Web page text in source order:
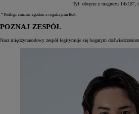
Tył: obręcze z magnezu 14x18",
* Podlega zmianie zgodnie z regulacjami BoP.
POZNAJ ZESPÓŁ
Nasz międzynarodowy zespół legitymuje się bogatym